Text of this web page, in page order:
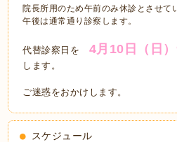
院長所用のため午前のみ休診とさせて
午後は通常通り診察します。
代替診察日を 4月10日（日
します。
ご迷惑をおかけします。
スケジュール